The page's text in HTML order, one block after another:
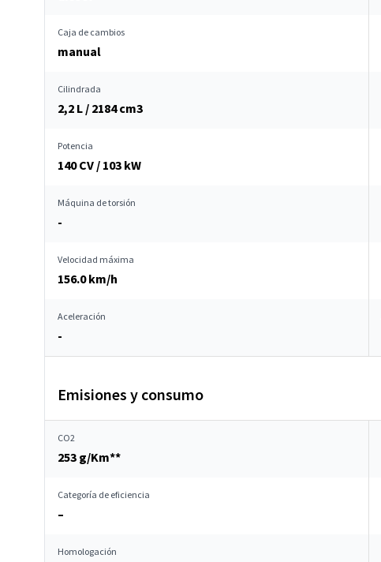
Caja de cambios
manual
Cilindrada
2,2 L / 2184 cm3
Potencia
140 CV / 103 kW
Máquina de torsión
-
Velocidad máxima
156.0 km/h
Aceleración
-
Emisiones y consumo
CO2
253 g/Km**
Categoría de eficiencia
–
Homologación